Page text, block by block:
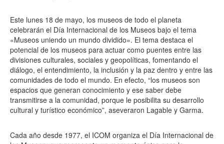
Este lunes 18 de mayo, los museos de todo el planeta
celebrarán el Día Internacional de los Museos bajo el tema
«Museos uniendo un mundo dividido». El tema destaca el
potencial de los museos para actuar como puentes entre las
divisiones culturales, sociales y geopolíticas, fomentando el
diálogo, el entendimiento, la inclusión y la paz dentro y entre las
comunidades de todo el mundo. En efecto, “los museos son
espacios que generan conocimiento y ese saber debe
transmitirse a la comunidad, porque le posibilita su desarrollo
cultural y turístico económico”, aseveraron Lagable y Garma.
Cada año desde 1977, el ICOM organiza el Día Internacional de